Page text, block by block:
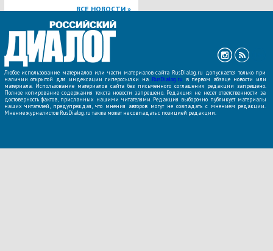
ВСЕ НОВОСТИ »
Любое использование материалов или части материалов сайта RusDialog.ru допускается только при
наличии открытой для индексации гиперссылки на RusDialog.ru в первом абзаце новости или
материала. Использование материалов сайта без письменного соглашения редакции запрещено.
Полное копирование содержания текста новости запрещено. Редакция не несет ответственности за
достоверность фактов, присланных нашими читателями. Редакция выборочно публикует материалы
наших читателей, предупреждая, что мнения авторов могут не совпадать с мнением редакции.
Мнение журналистов RusDialog.ru также может не совпадать с позицией редакции.